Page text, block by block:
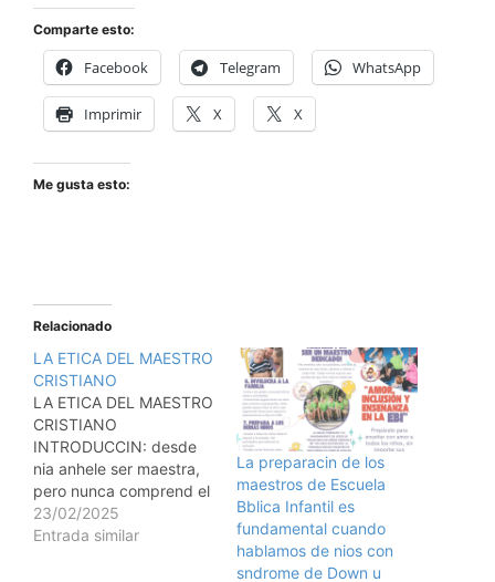
Comparte esto:
Facebook Telegram WhatsApp
Imprimir X X
Me gusta esto:
Relacionado
LA ETICA DEL MAESTRO
CRISTIANO
LA ETICA DEL MAESTRO
CRISTIANO
INTRODUCCIN: desde
nia anhele ser maestra,
pero nunca comprend el
concepto de la tica en la
maestra cristiana, solo
23/02/2025
Entrada similar
La preparacin de los
maestros de Escuela
Bblica Infantil es
fundamental cuando
hablamos de nios con
sndrome de Down u